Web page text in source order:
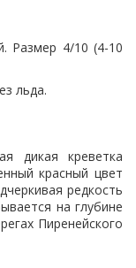
Размер 4/10 (4-10
льда.
дикая креветка
красный цвет
редкость
на глубине
Пиренейского